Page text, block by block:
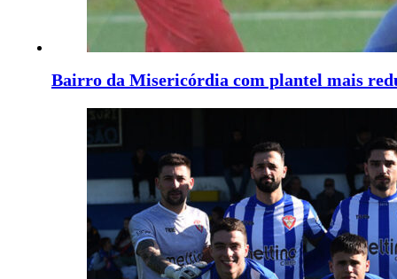
Bairro da Misericórdia com plantel mais